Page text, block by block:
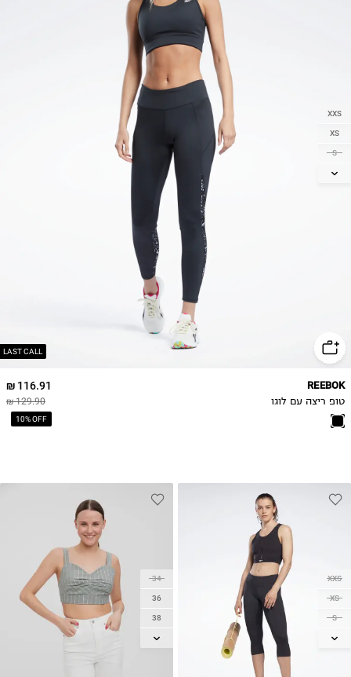
LAST CALL
XXS
XS
S
M
116.91 ₪
129.90 ₪
10% OFF
REEBOK
טופ ריצה עם לוגו
XXS
XS
S
M
34
36
38
40